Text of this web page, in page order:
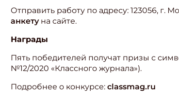
Отправить работу по адресу: 123056, г.
анкетуна сайте.
Награды
Пять победителей получат призы с
№12/2020 «Классного журнала»).
Подробнее о конкурсе: classmag.ru